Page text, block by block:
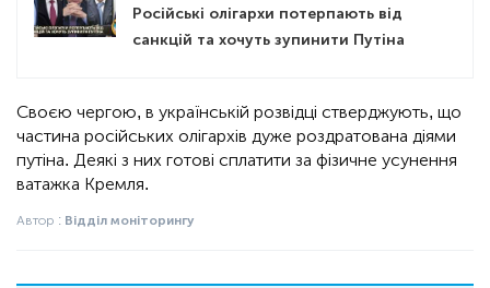
Російські олігархи потерпають від
санкцій та хочуть зупинити Путіна
Своєю чергою, в українській розвідці стверджують, що
частина російських олігархів дуже роздратована діями
путіна. Деякі з них готові сплатити за фізичне усунення
ватажка Кремля.
Автор : Відділ моніторингу